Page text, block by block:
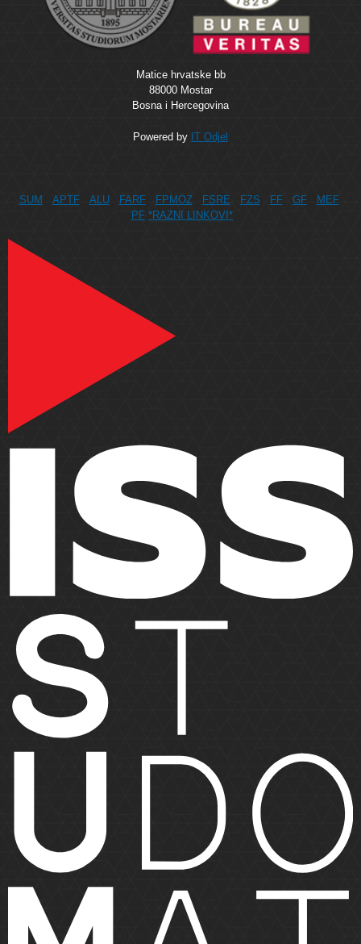
Matice hrvatske bb
88000 Mostar
Bosna i Hercegovina
Powered by IT Odjel
SUM APTF ALU FARF FPMOZ FSRE FZS FF GF
MEF
PF *RAZNI LINKOVI*